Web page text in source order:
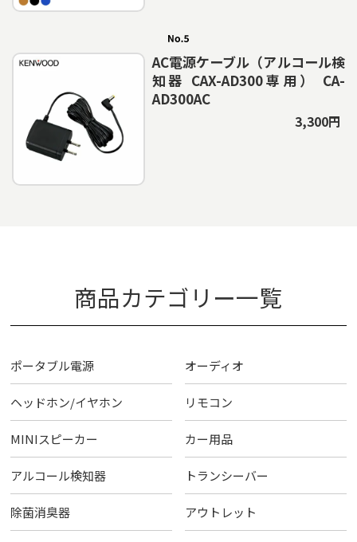
AC電源ケーブル（アルコール検
知器 CAX-AD300専用） CA-
AD300AC
3,300円
商品カテゴリー一覧
ポータブル電源 オーディオ
ヘッドホン/イヤホン リモコン
MINIスピーカー カー用品
アルコール検知器 トランシーバー
除菌消臭器 アウトレット